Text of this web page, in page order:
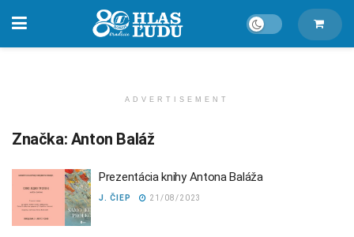
ADVERTISEMENT
Značka: Anton Baláž
Prezentácia knihy Antona Baláža
J. ČIEP 21/08/2023